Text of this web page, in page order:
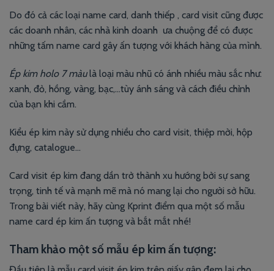
Do đó cả các loại name card, danh thiếp , card visit cũng được
các doanh nhân, các nhà kinh doanh ưa chuộng để có được
những tấm name card gây ấn tượng với khách hàng của mình.
Ép kim holo 7 màulà loại màu nhũ có ánh nhiều màu sắc như:
xanh, đỏ, hồng, vàng, bạc,…tùy ánh sáng và cách điều chỉnh
của bạn khi cầm.
Kiểu ép kim này sử dụng nhiều cho card visit, thiệp mời, hộp
đựng, catalogue…
Card visit ép kim đang dần trở thành xu hướng bởi sự sang
trọng, tinh tế và mạnh mẽ mà nó mang lại cho người sở hữu.
Trong bài viết này, hãy cùng Kprint điểm qua một số mẫu
name card ép kim ấn tượng và bắt mắt nhé!
Tham khảo một số mẫu ép kim ấn tượng: